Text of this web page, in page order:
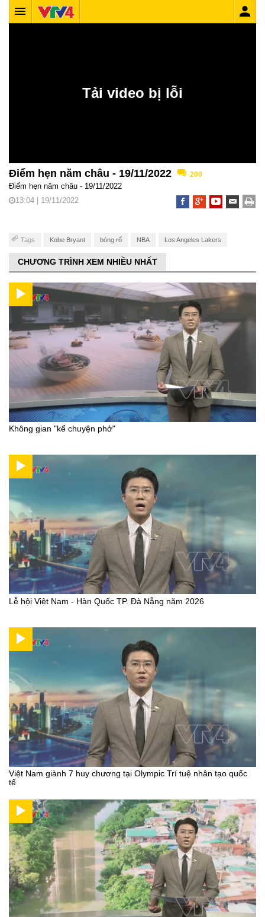
Điểm hẹn năm châu - 19/11/2022 200
Điểm hẹn năm châu - 19/11/2022
13:04 | 19/11/2022
Tags Kobe Bryant bóng rổ NBA Los Angeles Lakers
CHƯƠNG TRÌNH XEM NHIỀU NHẤT
Không gian "kể chuyện phở"
Lễ hội Việt Nam - Hàn Quốc TP. Đà Nẵng năm 2026
Việt Nam giành 7 huy chương tại Olympic Trí tuệ nhân tạo quốc
tế